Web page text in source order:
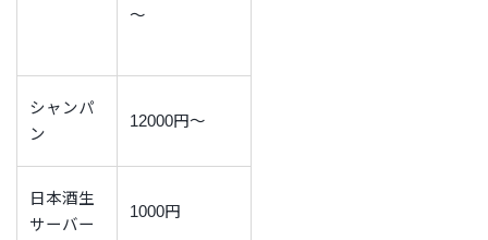
～
シャンパ
ン
12000円～
日本酒生
サーバー
1000円